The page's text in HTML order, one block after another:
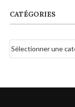
CATÉGORIES